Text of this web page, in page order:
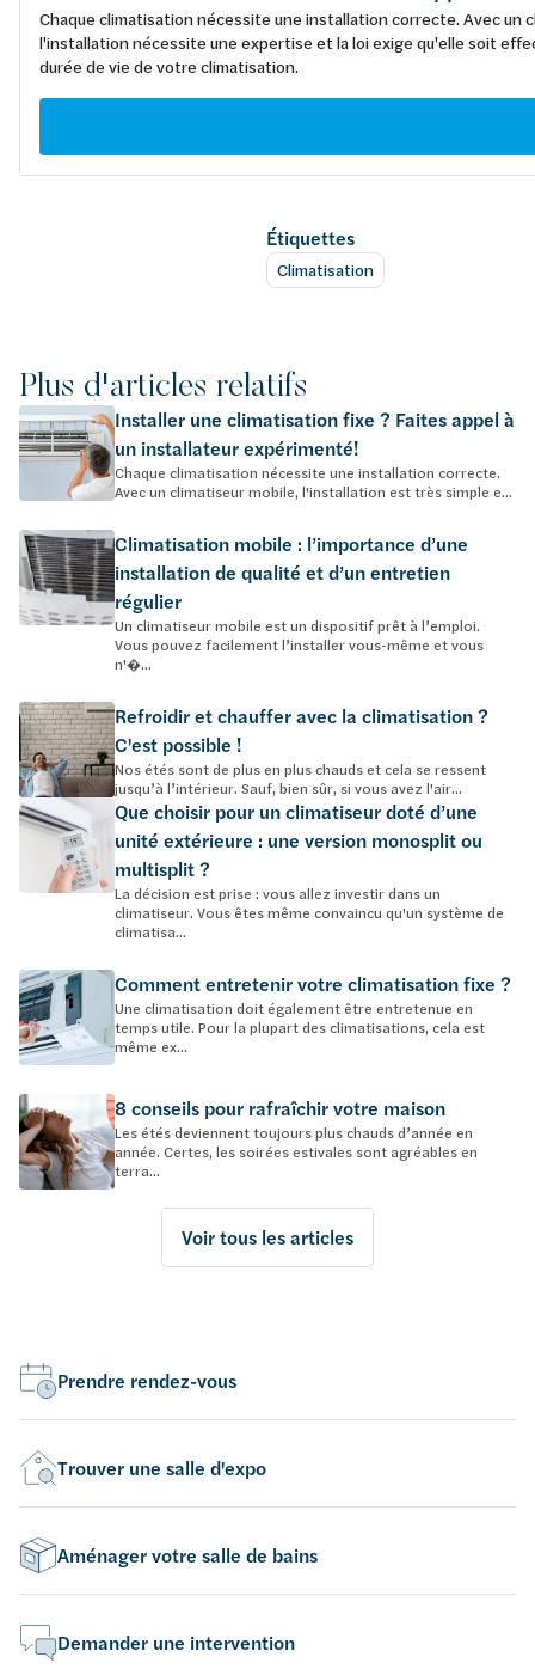
Chaque climatisation nécessite une installation correcte. Avec
l'installation nécessite une expertise et la loi exige qu'elle soit
durée de vie de votre climatisation.
Étiquettes
Climatisation
Plus d'articles relatifs
Installer une climatisation fixe ? Faites appel à
un installateur expérimenté!
Chaque climatisation nécessite une installation correcte.
Avec un climatiseur mobile, l'installation est très simple e...
Climatisation mobile : l’importance d’une
installation de qualité et d’un entretien
régulier
Un climatiseur mobile est un dispositif prêt à l’emploi.
Vous pouvez facilement l’installer vous-même et vous
n'�...
Refroidir et chauffer avec la climatisation ?
C'est possible !
Nos étés sont de plus en plus chauds et cela se ressent
jusqu’à l’intérieur. Sauf, bien sûr, si vous avez l'air...
Que choisir pour un climatiseur doté d’une
unité extérieure : une version monosplit ou
multisplit ?
La décision est prise : vous allez investir dans un
climatiseur. Vous êtes même convaincu qu'un système de
climatisa...
Comment entretenir votre climatisation fixe ?
Une climatisation doit également être entretenue en
temps utile. Pour la plupart des climatisations, cela est
même ex...
8 conseils pour rafraîchir votre maison
Les étés deviennent toujours plus chauds d’année en
année. Certes, les soirées estivales sont agréables en
terra...
Voir tous les articles
Prendre rendez-vous
Trouver une salle d'expo
Aménager votre salle de bains
Demander une intervention